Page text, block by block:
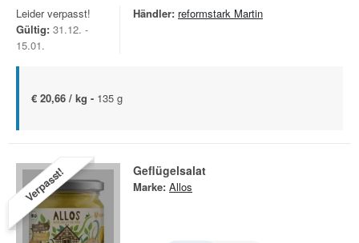
Leider verpasst!
Gültig: 31.12. -
15.01.
Händler: reformstark Martin
€ 20,66 / kg - 135 g
Verpasst! Geflügelsalat
Marke: Allos